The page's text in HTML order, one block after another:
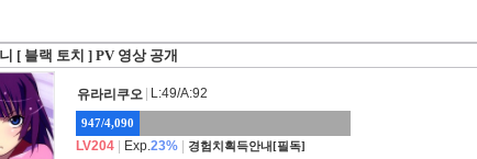
[ 블랙 토치 ] PV 영상 공개
유라리쿠오 L:49/A:92
947/4,090
LV204 Exp.23% 경험치획득안내[필독]